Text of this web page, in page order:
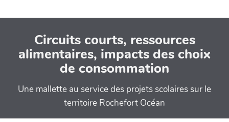
Circuits courts, ressources
alimentaires, impacts des choix
de consommation
Une mallette au service des projets scolaires sur le
territoire Rochefort Océan